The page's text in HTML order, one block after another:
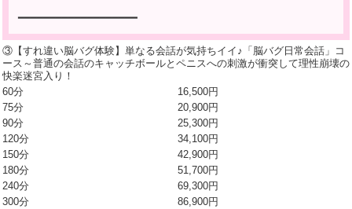
━━━━━━━━━━━━━━━━━━━
③【すれ違い脳バグ体験】単なる会話が気持ちイイ♪「脳バグ日常会話」コ
ース～普通の会話のキャッチボールとペニスへの刺激が衝突して理性崩壊の
快楽迷宮入り！
60分
16,500円
75分
20,900円
90分
25,300円
120分
34,100円
150分
42,900円
180分
51,700円
240分
69,300円
300分
86,900円